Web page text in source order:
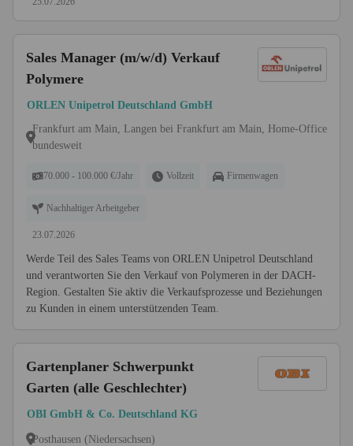
Sales Manager (m/w/d) Verkauf
Polymere
ORLEN Unipetrol Deutschland GmbH
Frankfurt am Main, Langen bei Frankfurt am Main, Home-Office
bundesweit
70.000 - 100.000 €/Jahr Vollzeit Firmenwagen
Nachhaltiger Arbeitgeber
23.07.2026
Werde Teil des Sales Teams von ORLEN Unipetrol Deutschland
und verantworten Sie den Verkauf von Polymeren in der DACH-
Region. Gestalten Sie aktiv die Verkaufsprozesse und Beziehungen
zu Kunden in einem unterstützenden Team.
Gartenplaner Schwerpunkt
Garten (alle Geschlechter)
OBI GmbH & Co. Deutschland KG
Posthausen (Niedersachsen)